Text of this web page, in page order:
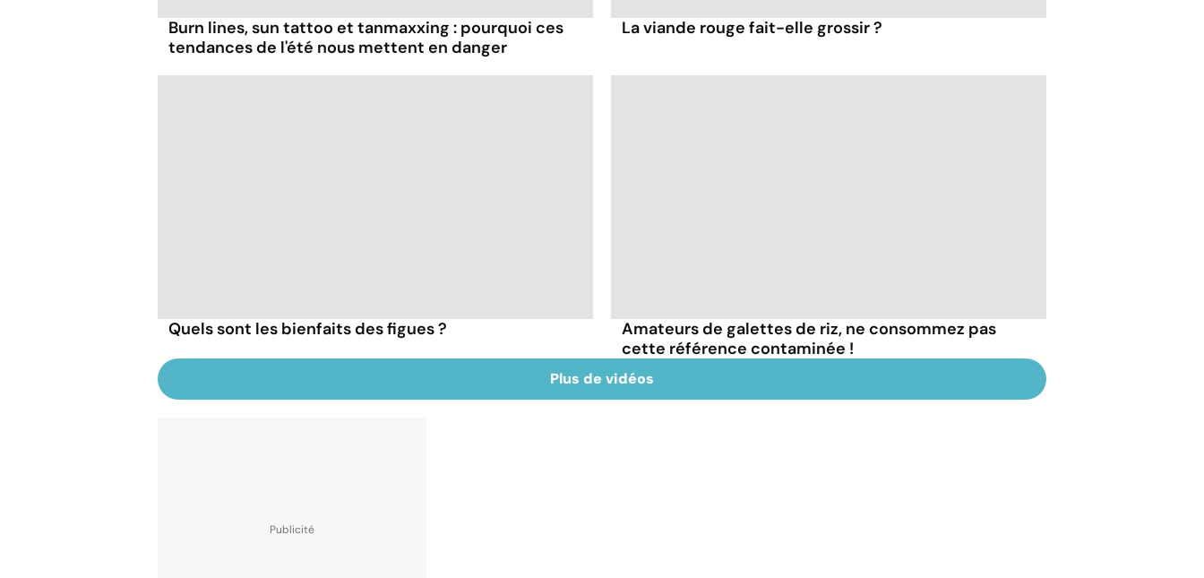
Burn lines, sun tattoo et tanmaxxing : pourquoi ces
tendances de l'été nous mettent en danger
La viande rouge fait-elle grossir ?
Quels sont les bienfaits des figues ?
Amateurs de galettes de riz, ne consommez pas
cette référence contaminée !
Plus de vidéos